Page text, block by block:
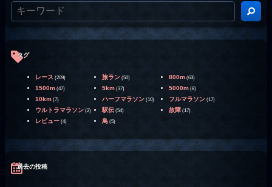
タグ
レース (209) 旅ラン (50) 800m (63)
1500m (47) 5km (37) 5000m (8)
10km (7) ハーフマラソン (10) フルマラソン (17)
ウルトラマラソン (2) 駅伝 (54) 故障 (17)
レビュー (4) 鳥 (5)
過去の投稿